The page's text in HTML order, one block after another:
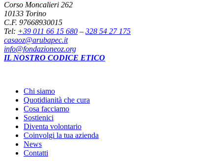
Corso Moncalieri 262
10133 Torino
C.F. 97668930015
Tel: +39 011 66 15 680 – 328 54 27 175
casaoz@arubapec.it
info@fondazioneoz.org
IL NOSTRO CODICE ETICO
Chi siamo
Quotidianità che cura
Cosa facciamo
Sostienici
Diventa volontario
Coinvolgi la tua azienda
News
Contatti